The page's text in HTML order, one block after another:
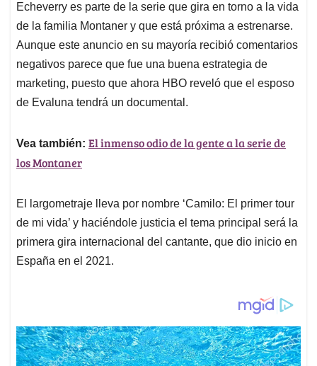
A
p
p
o
o
k
d
I
n
d
s
Echeverry es parte de la serie que gira en torno a la vida
de la familia Montaner y que está próxima a estrenarse.
Aunque este anuncio en su mayoría recibió comentarios
negativos parece que fue una buena estrategia de
marketing, puesto que ahora HBO reveló que el esposo
de Evaluna tendrá un documental.
Vea también: El inmenso odio de la gente a la serie de
los Montaner
El largometraje lleva por nombre ‘Camilo: El primer tour
de mi vida’ y haciéndole justicia el tema principal será la
primera gira internacional del cantante, que dio inicio en
España en el 2021.